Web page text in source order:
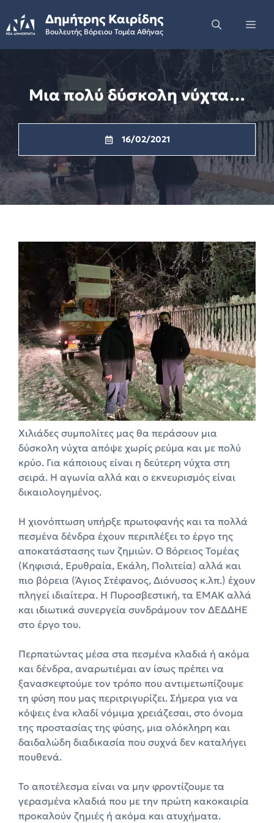
to
content
Δημήτρης Καιρίδης
Βουλευτής Βόρειου Τομέα Αθήνας
Μια πολύ δύσκολη νύχτα…
16/02/2021
Χιλιάδες συμπολίτες μας θα περάσουν μια
δύσκολη νύχτα απόψε χωρίς ρεύμα και με πολύ
κρύο. Για κάποιους είναι η δεύτερη νύχτα στη
σειρά. Η αγωνία αλλά και ο εκνευρισμός είναι
δικαιολογημένος.
Η χιονόπτωση υπήρξε πρωτοφανής και τα πολλά
πεσμένα δένδρα έχουν περιπλέξει το έργο της
αποκατάστασης των ζημιών. Ο Βόρειος Τομέας
(Κηφισιά, Ερυθραία, Εκάλη, Πολιτεία) αλλά και
πιο βόρεια (Άγιος Στέφανος, Διόνυσος κ.λπ.) έχουν
πληγεί ιδιαίτερα. Η Πυροσβεστική, τα ΕΜΑΚ αλλά
και ιδιωτικά συνεργεία συνδράμουν τον ΔΕΔΔΗΕ
στο έργο του.
Περπατώντας μέσα στα πεσμένα κλαδιά ή ακόμα
και δένδρα, αναρωτιέμαι αν ίσως πρέπει να
ξανασκεφτούμε τον τρόπο που αντιμετωπίζουμε
τη φύση που μας περιτριγυρίζει. Σήμερα για να
κόψεις ένα κλαδί νόμιμα χρειάζεσαι, στο όνομα
της προστασίας της φύσης, μια ολόκληρη και
δαιδαλώδη διαδικασία που συχνά δεν καταλήγει
πουθενά.
Το αποτέλεσμα είναι να μην φροντίζουμε τα
γερασμένα κλαδιά που με την πρώτη κακοκαιρία
προκαλούν ζημιές ή ακόμα και ατυχήματα.